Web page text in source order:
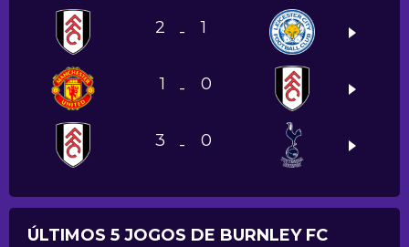
2 - 1
1 - 0
3 - 0
ÚLTIMOS 5 JOGOS DE BURNLEY FC